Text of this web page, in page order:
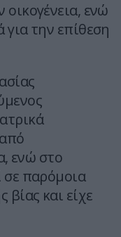
ενώ
την επίθεση
ενώ στο
σε παρόμοια
βίας και είχε